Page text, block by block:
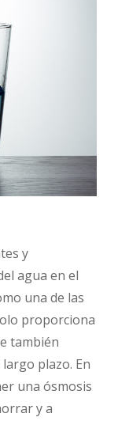
y
agua en el
una de las
proporciona
también
plazo. En
una ósmosis
y a